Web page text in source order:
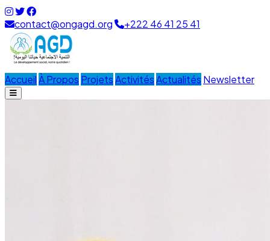
contact@ongagd.org +222 46 41 25 41
AccueilÀ Propos ProjetsActivitésActualités Newsletter